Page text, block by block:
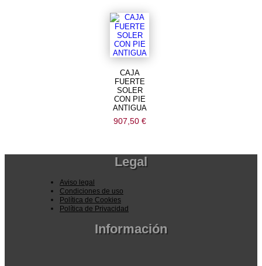
CAJA
FUERTE
SOLER
CON PIE
ANTIGUA
907,50 €
Legal
Aviso legal
Condiciones de uso
Política de Cookies
Política de Privacidad
Información